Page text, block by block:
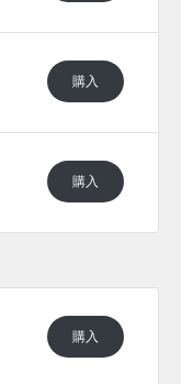
購入
購入
購入